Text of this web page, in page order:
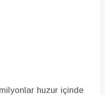
huzur içinde